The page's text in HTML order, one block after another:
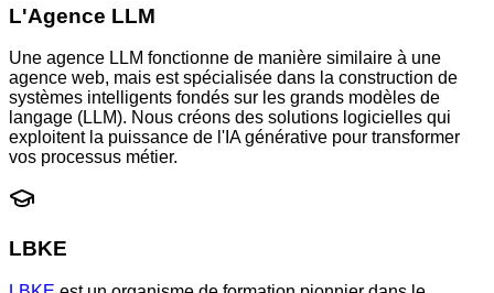
L'Agence LLM
Une agence LLM fonctionne de manière similaire à une
agence web, mais est spécialisée dans la construction de
systèmes intelligents fondés sur les grands modèles de
langage (LLM). Nous créons des solutions logicielles qui
exploitent la puissance de l'IA générative pour transformer
vos processus métier.
LBKE